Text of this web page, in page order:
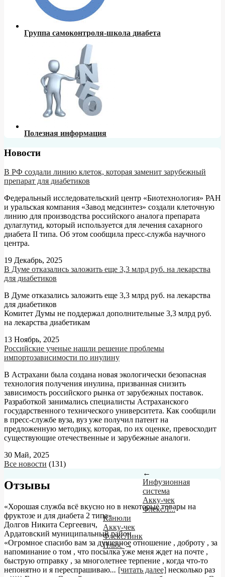
Группа самоконтроля-школа диабета
Полезная информация
Новости
В РФ создали линию клеток, которая заменит зарубежный
препарат для диабетиков
Федеральный исследовательский центр «Биотехнология» РАН
и уральская компания «Завод медсинтез» создали клеточную
линию для производства российского аналога препарата
дулаглутид, который используется для лечения сахарного
диабета II типа. Об этом сообщила пресс-служба научного
центра.
19 Декабрь, 2025
В Думе отказались заложить еще 3,3 млрд руб. на лекарства
для диабетиков
В Думе отказались заложить еще 3,3 млрд руб. на лекарства
для диабетиков
Комитет Думы не поддержал дополнительные 3,3 млрд руб.
на лекарства диабетикам
13 Ноябрь, 2025
Российские ученые нашли решение проблемы
импортозависимости по инулину
В Астрахани была создана новая экологически безопасная
технология получения инулина, призванная снизить
зависимость российского рынка от зарубежных поставок.
Разработкой занимались специалисты Астраханского
государственного технического университета. Как сообщили
в пресс-службе вуза, вуз уже получил патент на
предложенную методику, которая, по их оценке, превосходит
существующие отечественные и зарубежные аналоги.
30 Май, 2025
Все новости (131)
Отзывы
«Хорошая служба всё вкусно но в некоторые товары на
фруктозе и для диабета 2 типа»
Долгов Никита Сергеевич,
Ардатовский муниципальный район
«Огромное спасибо вам за душевное отношение , доброту , за
напоминание о том , что посылка уже меня ждет на почте ,
быструю отправку , за многолетнее терпение , когда что-то
непонятно и я переспрашиваю... [читать далее] несколько раз
←
Инфузионная
система
Акку-чек
ФлексЛ...
Канюли
Акку-чек
ФлексЛинк
Плюс→